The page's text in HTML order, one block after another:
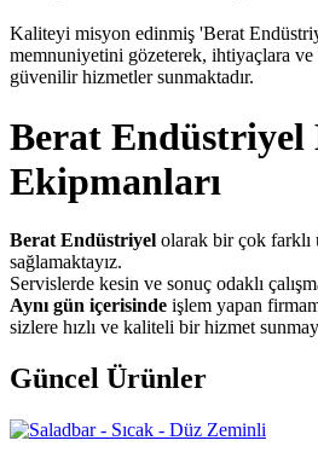
Kaliteyi misyon edinmiş 'Berat
memnuniyetini gözeterek, ihtiyaçlara
güvenilir hizmetler sunmaktadır.
Berat
Ekipmanları
Berat Endüstriyel olarak bir çok farklı
sağlamaktayız.
Servislerde kesin ve sonuç odaklı
Aynı gün içerisinde işlem yapan
sizlere hızlı ve kaliteli bir hizmet
Güncel Ürünler